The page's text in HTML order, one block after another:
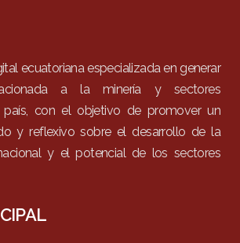
ecuatoriana especializada en generar
a la minería y sectores
país, con el objetivo de promover un
y reflexivo sobre el desarrollo de la
y el potencial de los sectores